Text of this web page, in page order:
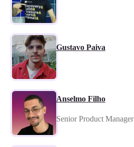
Gustavo Paiva
Anselmo Filho
Senior Product Manager